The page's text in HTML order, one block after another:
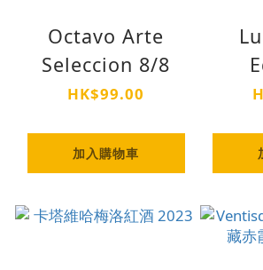
Octavo Arte
Seleccion 8/8
HK$99.00
加入購物車